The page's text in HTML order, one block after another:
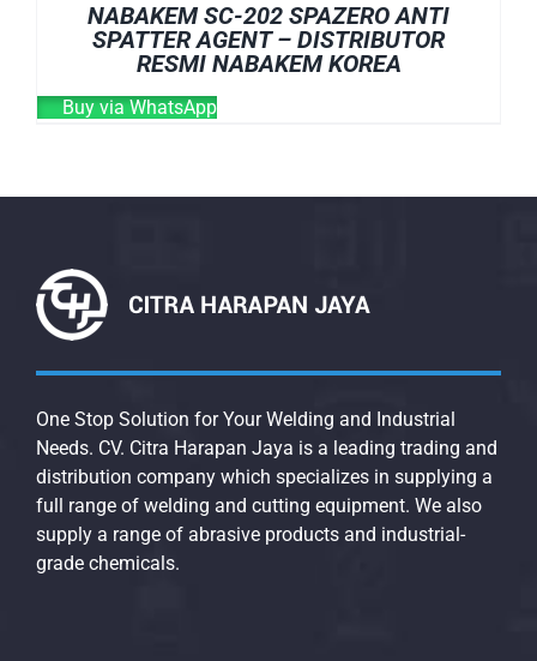
NABAKEM SC-202 SPAZERO ANTI
SPATTER AGENT – DISTRIBUTOR
RESMI NABAKEM KOREA
Buy via WhatsApp
One Stop Solution for Your Welding and Industrial
Needs. CV. Citra Harapan Jaya is a leading trading and
distribution company which specializes in supplying a
full range of welding and cutting equipment. We also
supply a range of abrasive products and industrial-
grade chemicals.